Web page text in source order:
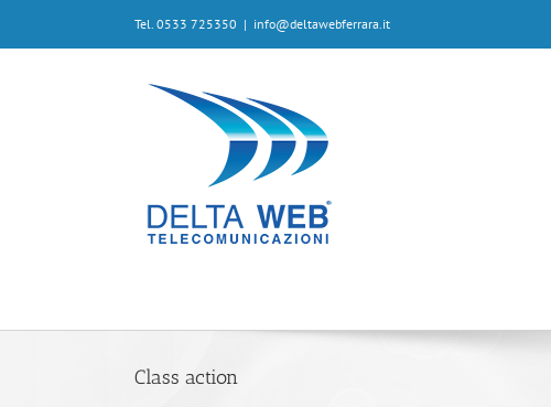
Tel. 0533 725350 | info@deltawebferrara.it
Class action